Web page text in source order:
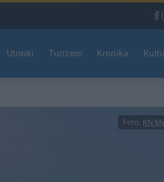
Utrinki Turizem Kronika
Foto: KN